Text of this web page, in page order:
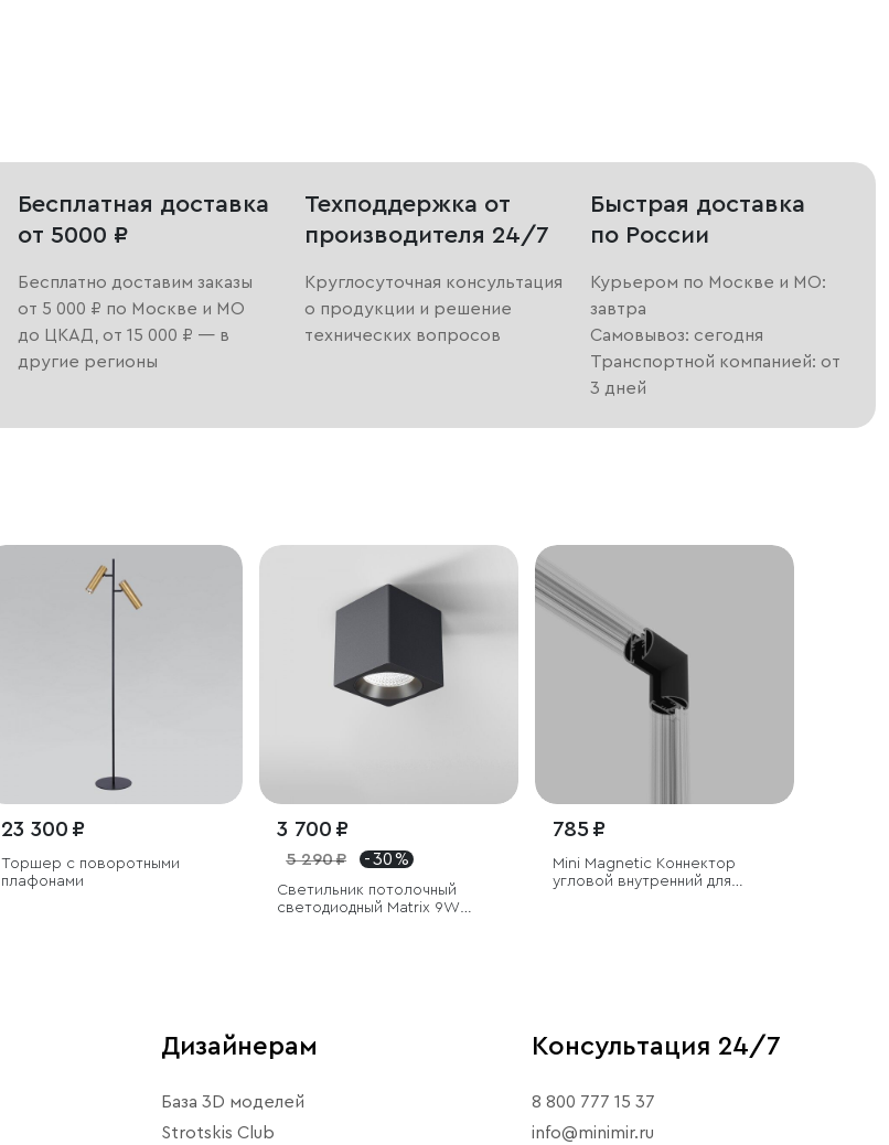
Бесплатная доставка
от 5000 ₽
Бесплатно доставим заказы
от 5 000 ₽ по Москве и МО
до ЦКАД, от 15 000 ₽ — в
другие регионы
Техподдержка от
производителя 24/7
Круглосуточная консультация
о продукции и решение
технических вопросов
Быстрая доставка
по России
Курьером по Москве и МО:
завтра
Самовывоз: сегодня
Транспортной компанией: от
3 дней
23 300 ₽
Торшер с поворотными
плафонами
3 700 ₽
5 290 ₽ - 30 %
Светильник потолочный
светодиодный Matrix 9W
785 ₽
Mini Magnetic Коннектор
угловой внутренний для
Дизайнерам
База 3D моделей
Strotskis Club
Консультация 24/7
8 800 777 15 37
info@minimir.ru